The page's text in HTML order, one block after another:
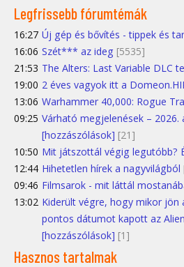
Legfrissebb fórumtémák
16:27 Új gép és bővítés - tippek és
16:06 Szét*** az ideg [5535]
21:53 The Alters: Last Variable DLC
19:00 2 éves vagyok itt a
13:06 Warhammer 40,000: Rogue
09:25 Várható megjelenések – 2026.
[hozzászólások] [21]
10:50 Mit játszottál végig legutóbb?
12:44 Hihetetlen hírek a nagyvilágból
09:46 Filmsarok - mit láttál
13:02 Kiderült végre, hogy mikor jön
pontos dátumot kapott az
[hozzászólások] [1]
Hasznos tartalmak